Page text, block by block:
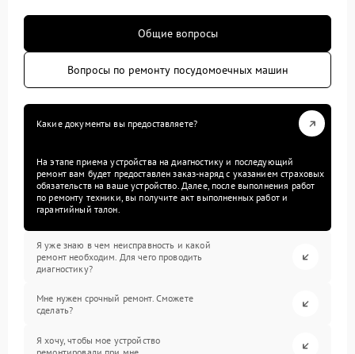
Общие вопросы
Вопросы по ремонту посудомоечных машин
Какие документы вы предоставляете?
На этапе приема устройства на диагностику и последующий
ремонт вам будет предоставлен заказ-наряд с указанием страховых
обязательств на ваше устройство. Далее, после выполнения работ
по ремонту техники, вы получите акт выполненных работ и
гарантийный талон.
Я уже знаю в чем неисправность и какой
ремонт необходим. Для чего проводить
диагностику?
Мне нужен срочный ремонт. Сможете
сделать?
Я хочу, чтобы мое устройство
ремонтировали при мне.